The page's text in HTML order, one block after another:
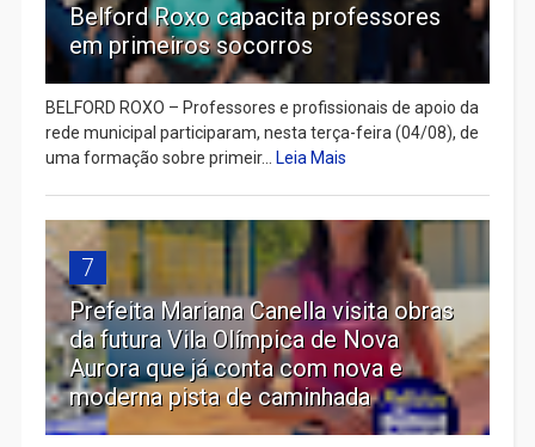
Belford Roxo capacita professores
em primeiros socorros
BELFORD ROXO – Professores e profissionais de apoio da
rede municipal participaram, nesta terça-feira (04/08), de
uma formação sobre primeir... Leia Mais
7
Prefeita Mariana Canella visita obras
da futura Vila Olímpica de Nova
Aurora que já conta com nova e
moderna pista de caminhada